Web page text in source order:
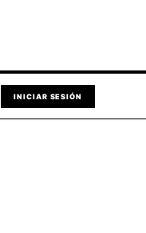
INICIAR SESIÓN